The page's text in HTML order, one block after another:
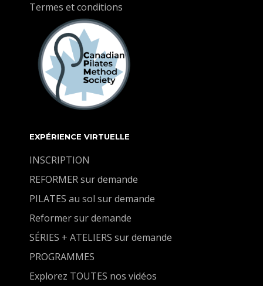
Termes et conditions
EXPÉRIENCE VIRTUELLE
INSCRIPTION
REFORMER sur demande
PILATES au sol sur demande
Reformer sur demande
SÉRIES + ATELIERS sur demande
PROGRAMMES
Explorez TOUTES nos vidéos